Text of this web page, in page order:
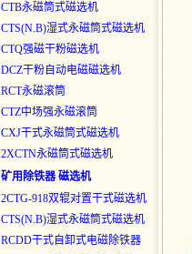
CTB永磁筒式磁选机
CTS(N.B)湿式永磁筒式磁选机
CTQ强磁干粉磁选机
DCZ干粉自动电磁磁选机
RCT永磁滚筒
CTZ中场强永磁滚筒
CXJ干式永磁筒式磁选机
2XCTN永磁筒式磁选机
矿用除铁器 磁选机
2CTG-918双辊对置干式磁选机
CTS(N.B)湿式永磁筒式磁选机
RCDD干式自卸式电磁除铁器